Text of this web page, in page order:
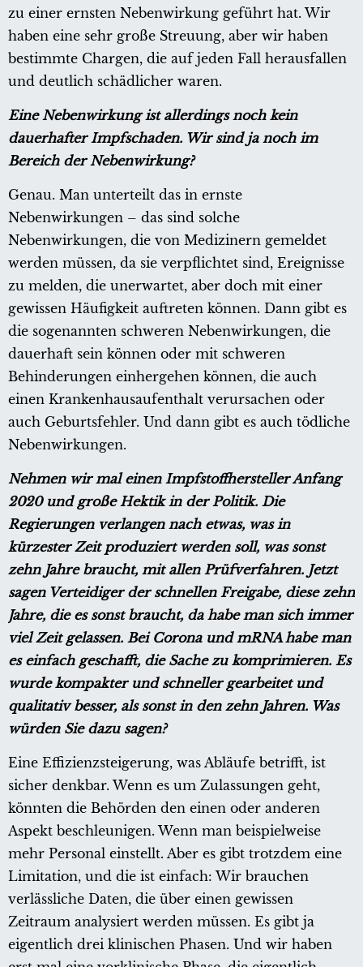
zu einer ernsten Nebenwirkung geführt hat. Wir
haben eine sehr große Streuung, aber wir haben
bestimmte Chargen, die auf jeden Fall herausfallen
und deutlich schädlicher waren.
Eine Nebenwirkung ist allerdings noch kein
dauerhafter Impfschaden. Wir sind ja noch im
Bereich der Nebenwirkung?
Genau. Man unterteilt das in ernste
Nebenwirkungen – das sind solche
Nebenwirkungen, die von Medizinern gemeldet
werden müssen, da sie verpflichtet sind, Ereignisse
zu melden, die unerwartet, aber doch mit einer
gewissen Häufigkeit auftreten können. Dann gibt es
die sogenannten schweren Nebenwirkungen, die
dauerhaft sein können oder mit schweren
Behinderungen einhergehen können, die auch
einen Krankenhausaufenthalt verursachen oder
auch Geburtsfehler. Und dann gibt es auch tödliche
Nebenwirkungen.
Nehmen wir mal einen Impfstoffhersteller Anfang
2020 und große Hektik in der Politik. Die
Regierungen verlangen nach etwas, was in
kürzester Zeit produziert werden soll, was sonst
zehn Jahre braucht, mit allen Prüfverfahren. Jetzt
sagen Verteidiger der schnellen Freigabe, diese zehn
Jahre, die es sonst braucht, da habe man sich immer
viel Zeit gelassen. Bei Corona und mRNA habe man
es einfach geschafft, die Sache zu komprimieren. Es
wurde kompakter und schneller gearbeitet und
qualitativ besser, als sonst in den zehn Jahren. Was
würden Sie dazu sagen?
Eine Effizienzsteigerung, was Abläufe betrifft, ist
sicher denkbar. Wenn es um Zulassungen geht,
könnten die Behörden den einen oder anderen
Aspekt beschleunigen. Wenn man beispielweise
mehr Personal einstellt. Aber es gibt trotzdem eine
Limitation, und die ist einfach: Wir brauchen
verlässliche Daten, die über einen gewissen
Zeitraum analysiert werden müssen. Es gibt ja
eigentlich drei klinischen Phasen. Und wir haben